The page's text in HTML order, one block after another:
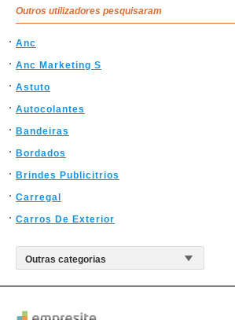
Outros utilizadores pesquisaram
Anc
Anc Marketing S
Astuto
Autocolantes
Bandeiras
Bordados
Brindes Publicitrios
Carregal
Carros De Exterior